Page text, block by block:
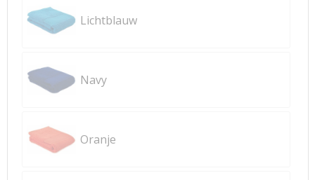
Lichtblauw
Navy
Oranje